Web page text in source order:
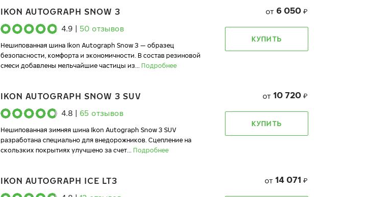
IKON AUTOGRAPH SNOW 3
4.9 50 отзывов
Нешипованная шина Ikon Autograph Snow 3 — образец
безопасности, комфорта и экономичности. В состав резиновой
смеси добавлены мельчайшие частицы из... Подробнее
от 6 050 ₽
КУПИТЬ
IKON AUTOGRAPH SNOW 3 SUV
4.8 65 отзывов
Нешипованная зимняя шина Ikon Autograph Snow 3 SUV
разработана специально для внедорожников. Сцепление на
скользких покрытиях улучшено за счет... Подробнее
от 10 720 ₽
КУПИТЬ
IKON AUTOGRAPH ICE LT3 от 14 071 ₽